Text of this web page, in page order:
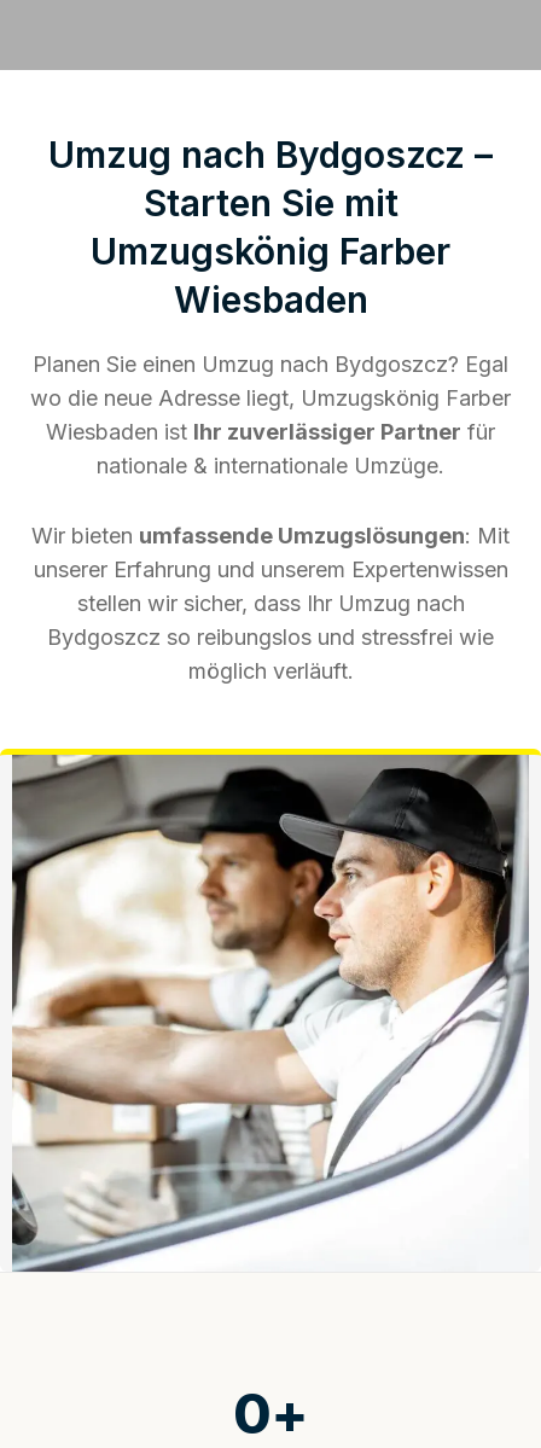
Umzug nach Bydgoszcz –
Starten Sie mit
Umzugskönig Farber
Wiesbaden
Planen Sie einen Umzug nach Bydgoszcz? Egal
wo die neue Adresse liegt, Umzugskönig Farber
Wiesbaden ist Ihr zuverlässiger Partner für
nationale & internationale Umzüge.
Wir bieten umfassende Umzugslösungen: Mit
unserer Erfahrung und unserem Expertenwissen
stellen wir sicher, dass Ihr Umzug nach
Bydgoszcz so reibungslos und stressfrei wie
möglich verläuft.
0+